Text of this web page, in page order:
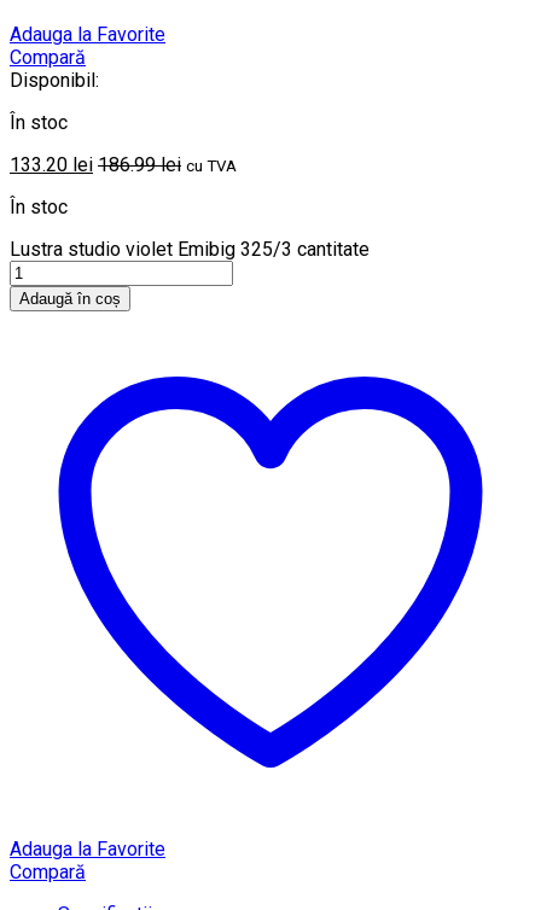
Adauga la Favorite
Compară
Disponibil:
În stoc
133.20 lei 186.99lei cu TVA
În stoc
Lustra studio violet Emibig 325/3 cantitate
Adaugă în coș
Adauga la Favorite
Compară